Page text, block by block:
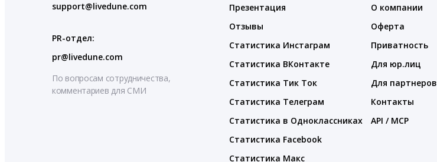
support@livedune.com
PR-отдел:
pr@livedune.com
По вопросам сотрудничества,
комментариев для СМИ
Презентация
Отзывы
Статистика Инстаграм
Статистика ВКонтакте
Статистика Тик Ток
Статистика Телеграм
Статистика в Одноклассниках
Статистика Facebook
Статистика Макс
О компании
Оферта
Приватность
Для юр.лиц
Для партнеров
Контакты
API / MCP